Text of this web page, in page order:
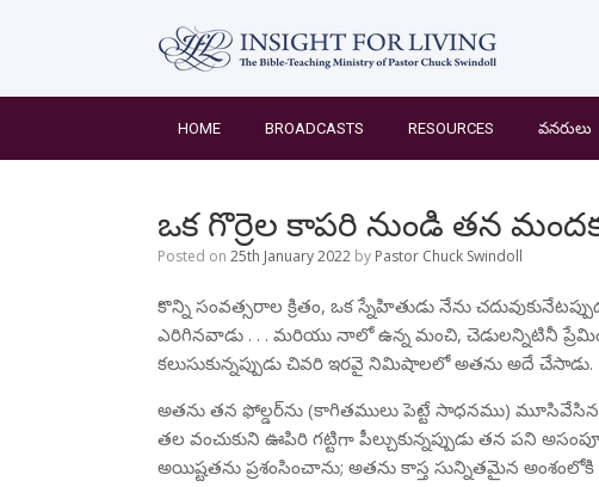
HOME BROADCASTS RESOURCES వనరులు
ఒక గొర్రెల కాపరి నుండి తన
Posted on 25th January 2022 by Pastor Chuck Swindoll
కొన్ని సంవత్సరాల క్రితం, ఒక స్నేహితుడు నేను
ఎరిగినవాడు . . . మరియు నాలో ఉన్న మంచి, చెడులన్నిటినీ
కలుసుకున్నప్పుడు చివరి ఇరవై నిమిషాలలో అతను అదే చేసాడు.
అతను తన ఫోల్డర్‌ను (కాగితములు పెట్టే సాధనము)
తల వంచుకుని ఊపిరి గట్టిగా పీల్చుకున్నప్పుడు తన పని
అయిష్టతను ప్రశంసించాను; అతను కాస్త సున్నితమైన